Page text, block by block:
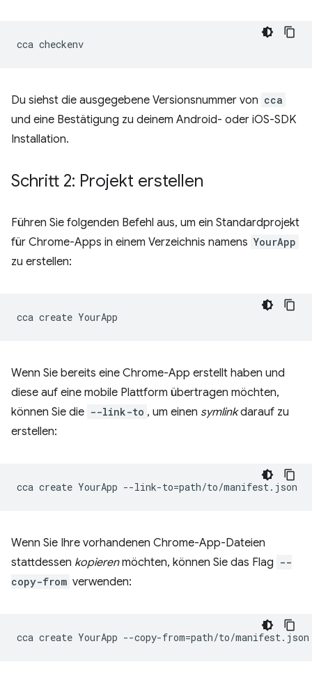
cca
Du siehst die ausgegebene Versionsnummer von cca
und eine Bestätigung zu deinem Android- oder iOS-SDK
Installation.
Schritt 2: Projekt erstellen
Führen Sie folgenden Befehl aus, um ein Standardprojekt
für Chrome-Apps in einem Verzeichnis namens YourApp
zu erstellen:
cca create
Wenn Sie bereits eine Chrome-App erstellt haben und
diese auf eine mobile Plattform übertragen möchten,
können Sie die --link-to , um einen symlinkdarauf zu
erstellen:
cca create YourApp --link-to=
Wenn Sie Ihre vorhandenen Chrome-App-Dateien
stattdessen kopierenmöchten, können Sie das Flag --
copy-from verwenden:
cca create YourApp --copy-from=